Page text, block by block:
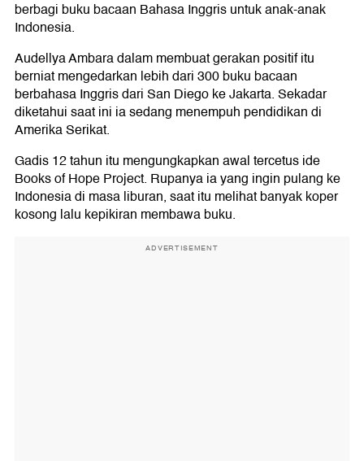
berbagi buku bacaan Bahasa Inggris untuk anak-anak
Indonesia.
Audellya Ambara dalam membuat gerakan positif itu
berniat mengedarkan lebih dari 300 buku bacaan
berbahasa Inggris dari San Diego ke Jakarta. Sekadar
diketahui saat ini ia sedang menempuh pendidikan di
Amerika Serikat.
Gadis 12 tahun itu mengungkapkan awal tercetus ide
Books of Hope Project. Rupanya ia yang ingin pulang ke
Indonesia di masa liburan, saat itu melihat banyak koper
kosong lalu kepikiran membawa buku.
ADVERTISEMENT